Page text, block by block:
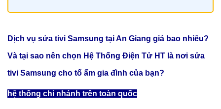
Dịch vụ sửa tivi Samsung tại An Giang giá bao nhiêu?
Và tại sao nên chọn Hệ Thống Điện Tử HT là nơi sửa
tivi Samsung cho tổ ấm gia đình của bạn?
hệ thống chi nhánh trên toàn quốc